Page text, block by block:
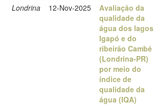
Londrina 12-Nov-2025
Avaliação da
qualidade da
água dos lagos
Igapó e do
ribeirão Cambé
(Londrina-PR)
por meio do
índice de
qualidade da
água (IQA)